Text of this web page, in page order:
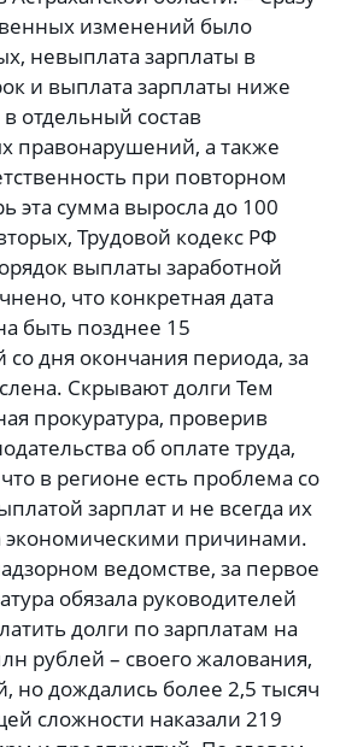
изменений было
невыплата зарплаты в
и выплата зарплаты ниже
отдельный состав
правонарушений, а также
при повторном
эта сумма выросла до 100
Трудовой кодекс РФ
выплаты заработной
что конкретная дата
быть позднее 15
дня окончания периода, за
Скрывают долги Тем
прокуратура, проверив
об оплате труда,
в регионе есть проблема со
зарплат и не всегда их
экономическими причинами.
ведомстве, за первое
обязала руководителей
долги по зарплатам на
рублей – своего жалования,
но дождались более 2,5 тысяч
сложности наказали 219